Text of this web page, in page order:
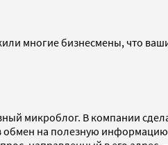
многие бизнесмены, что
микроблог. В компании
на полезную